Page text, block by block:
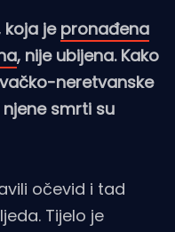
koja je pronađena
, nije ubijena. Kako
neretvanske
smrti su
očevid i tad
Tijelo je